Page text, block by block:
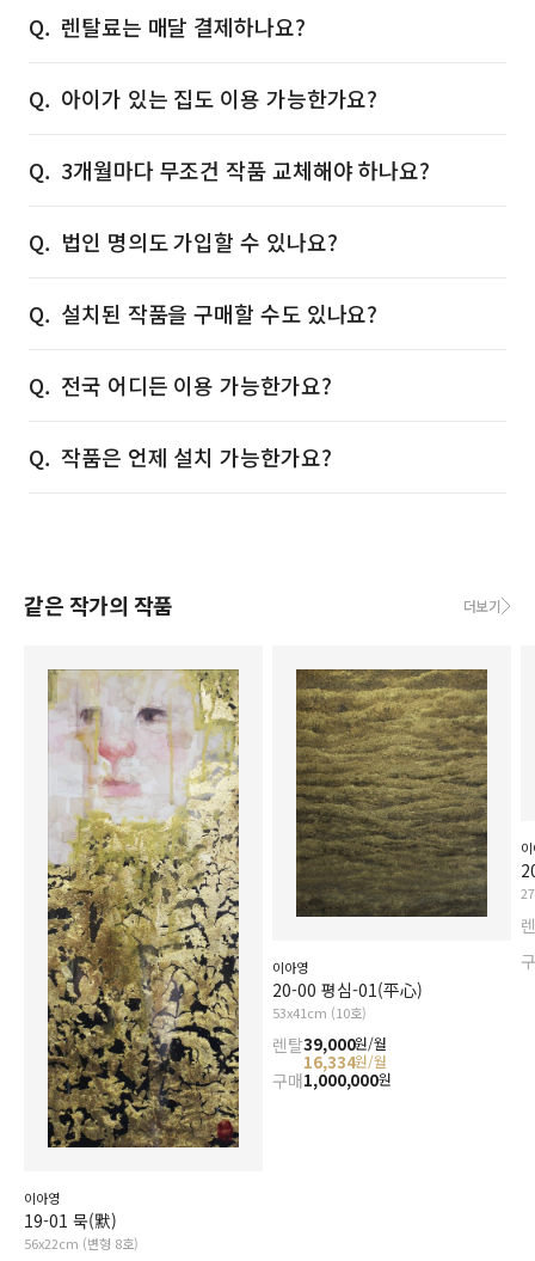
렌탈료는 매달 결제하나요?
아이가 있는 집도 이용 가능한가요?
3개월마다 무조건 작품 교체해야 하나요?
법인 명의도 가입할 수 있나요?
설치된 작품을 구매할 수도 있나요?
전국 어디든 이용 가능한가요?
작품은 언제 설치 가능한가요?
같은 작가의 작품 더보기
이아영
19-01 묵(默)
56x22cm (변형 8호)
이아영
20-00 평심-01(平心)
53x41cm (10호)
렌탈39,000원/월
16,334원/월
구매1,000,000원